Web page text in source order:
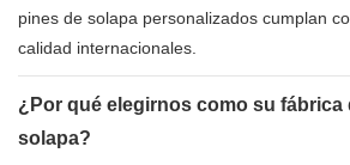
pines de solapa personalizados cumplan
calidad internacionales.
¿Por qué elegirnos como su fábrica
solapa?